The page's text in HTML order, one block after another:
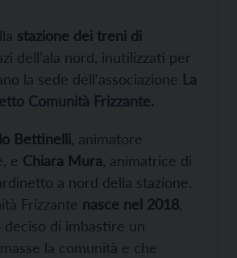
stazione dei treni di
dell’ala nord, inutilizzati per
la sede dell’associazione La
Comunità Frizzante.
Bettinelli , animatore
e Chiara Mura , animatrice di
a nord della stazione.
Frizzante nasce nel 2018
deciso di imbastire un
la comunità e che